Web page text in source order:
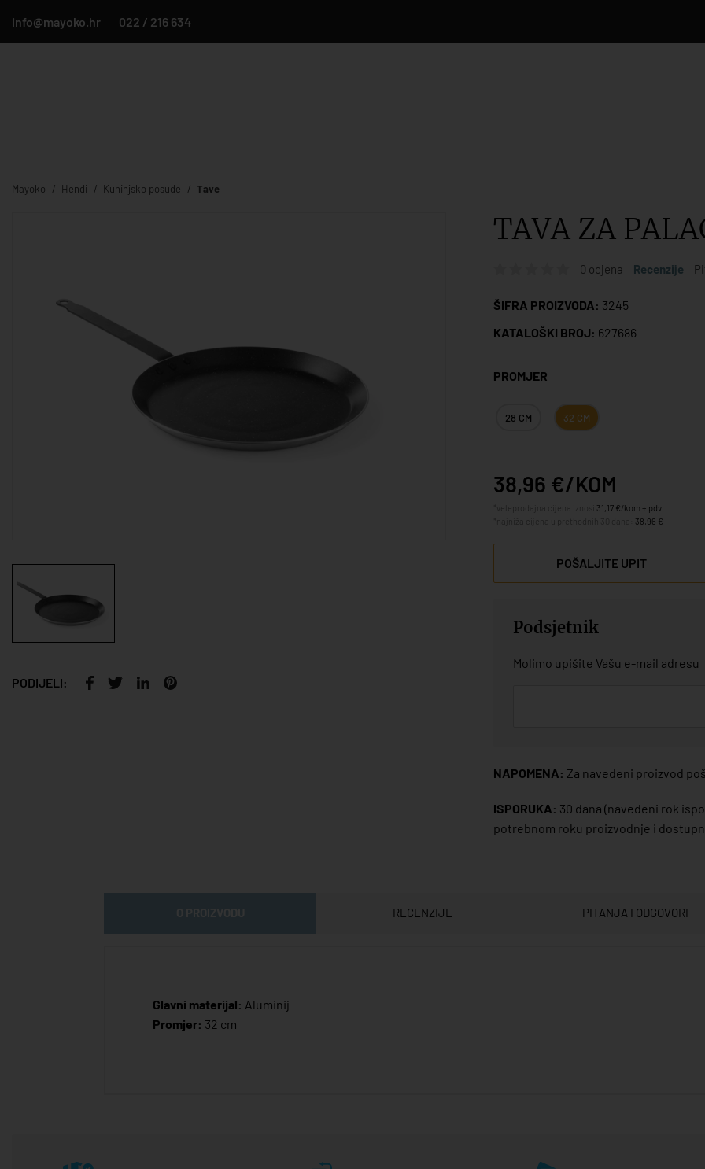
info@mayoko.hr 022 / 216 634
Mayoko Hendi Kuhinjsko posuđe Tave
PODIJELI:
TAVA ZA
0 ocjena Recenzije
ŠIFRA PROIZVODA: 3245
KATALOŠKI BROJ: 627686
PROMJER
28 CM 32 CM
38,96 €/KOM
31,17 €/kom + pdv
38,96 €
POŠALJITE UPIT
Podsjetnik
Molimo upišite Vašu e-mail adresu
NAPOMENA: Za navedeni proizvod
ISPORUKA: 30 dana (navedeni rok
potrebnom roku proizvodnje i
RECENZIJE PITANJA I ODGOVORI
Glavni materijal: Aluminij
Promjer: 32 cm